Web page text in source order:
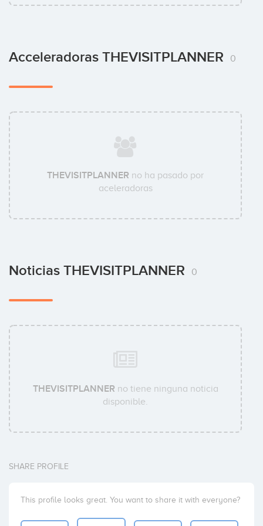
Acceleradoras THEVISITPLANNER 0
THEVISITPLANNER no ha pasado por
aceleradoras
Noticias THEVISITPLANNER 0
THEVISITPLANNER no tiene ninguna noticia
disponible.
SHARE PROFILE
This profile looks great. You want to share it with everyone?